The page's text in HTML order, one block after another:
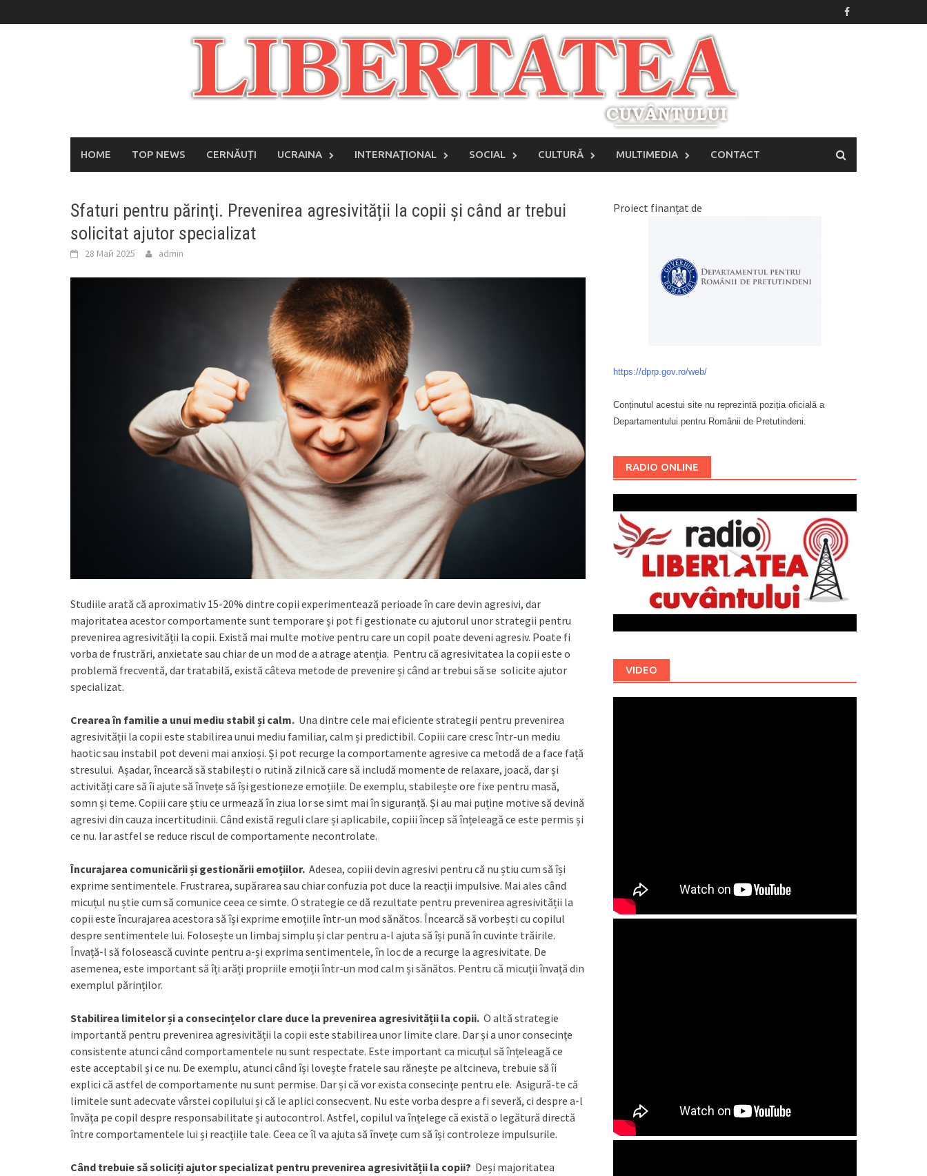
to
HOME TOP NEWS CERNĂUȚI UCRAINA INTERNAŢIONAL SOCIAL CULTURĂ MULTIMEDIA CONTACT
Sfaturi pentru părinţi. Prevenirea agresivității la copii și când ar trebui
solicitat ajutor specializat
28 Май 2025 admin
Studiile arată că aproximativ 15-20% dintre copii experimentează perioade în care devin agresivi, dar
majoritatea acestor comportamente sunt temporare și pot fi gestionate cu ajutorul unor strategii pentru
prevenirea agresivității la copii. Există mai multe motive pentru care un copil poate deveni agresiv. Poate fi
vorba de frustrări, anxietate sau chiar de un mod de a atrage atenția. Pentru că agresivitatea la copii este o
problemă frecventă, dar tratabilă, există câteva metode de prevenire și când ar trebui să se solicite ajutor
specializat.
Crearea în familie a unui mediu stabil și calm. Una dintre cele mai eficiente strategii pentru prevenirea
agresivității la copii este stabilirea unui mediu familiar, calm și predictibil. Copiii care cresc într-un mediu
haotic sau instabil pot deveni mai anxioși. Și pot recurge la comportamente agresive ca metodă de a face față
stresului. Așadar, încearcă să stabilești o rutină zilnică care să includă momente de relaxare, joacă, dar și
activități care să îi ajute să învețe să își gestioneze emoțiile. De exemplu, stabilește ore fixe pentru masă,
somn și teme. Copiii care știu ce urmează în ziua lor se simt mai în siguranță. Și au mai puține motive să devină
agresivi din cauza incertitudinii. Când există reguli clare și aplicabile, copiii încep să înțeleagă ce este permis și
ce nu. Iar astfel se reduce riscul de comportamente necontrolate.
Încurajarea comunicării și gestionării emoțiilor. Adesea, copiii devin agresivi pentru că nu știu cum să își
exprime sentimentele. Frustrarea, supărarea sau chiar confuzia pot duce la reacții impulsive. Mai ales când
micuțul nu știe cum să comunice ceea ce simte. O strategie ce dă rezultate pentru prevenirea agresivității la
copii este încurajarea acestora să își exprime emoțiile într-un mod sănătos. Încearcă să vorbești cu copilul
despre sentimentele lui. Folosește un limbaj simplu și clar pentru a-l ajuta să își pună în cuvinte trăirile.
Învață-l să folosească cuvinte pentru a-și exprima sentimentele, în loc de a recurge la agresivitate. De
asemenea, este important să îți arăți propriile emoții într-un mod calm și sănătos. Pentru că micuții învață din
exemplul părinților.
Stabilirea limitelor și a consecințelor clare duce la prevenirea agresivității la copii. O altă strategie
importantă pentru prevenirea agresivității la copii este stabilirea unor limite clare. Dar și a unor consecințe
consistente atunci când comportamentele nu sunt respectate. Este important ca micuțul să înțeleagă ce
este acceptabil și ce nu. De exemplu, atunci când își lovește fratele sau rănește pe altcineva, trebuie să îi
explici că astfel de comportamente nu sunt permise. Dar și că vor exista consecințe pentru ele. Asigură-te că
limitele sunt adecvate vârstei copilului și că le aplici consecvent. Nu este vorba despre a fi severă, ci despre a-l
învăța pe copil despre responsabilitate și autocontrol. Astfel, copilul va înțelege că există o legătură directă
între comportamentele lui și reacțiile tale. Ceea ce îl va ajuta să învețe cum să își controleze impulsurile.
Când trebuie să soliciți ajutor specializat pentru prevenirea agresivității la copii? Deși majoritatea
Proiect finanțat de
https://dprp.gov.ro/web/
Conținutul acestui site nu reprezintă poziția oficială a
Departamentului pentru Românii de Pretutindeni.
RADIO ONLINE
VIDEO